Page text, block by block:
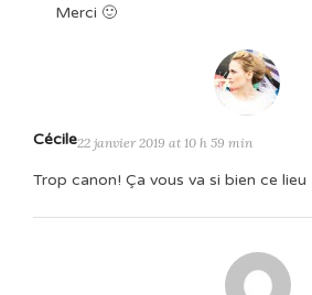
Merci 🙂
Cécile22 janvier 2019 at 10 h 59 min
Trop canon! Ça vous va si bien ce lieu